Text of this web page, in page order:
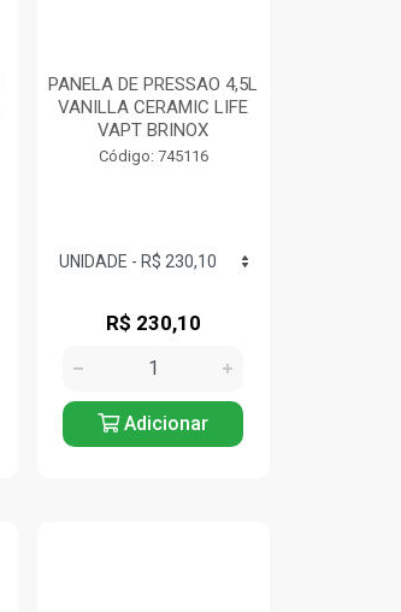
PANELA DE PRESSAO 4,5L
VANILLA CERAMIC LIFE
VAPT BRINOX
Código: 745116
R$ 230,10
Adicionar